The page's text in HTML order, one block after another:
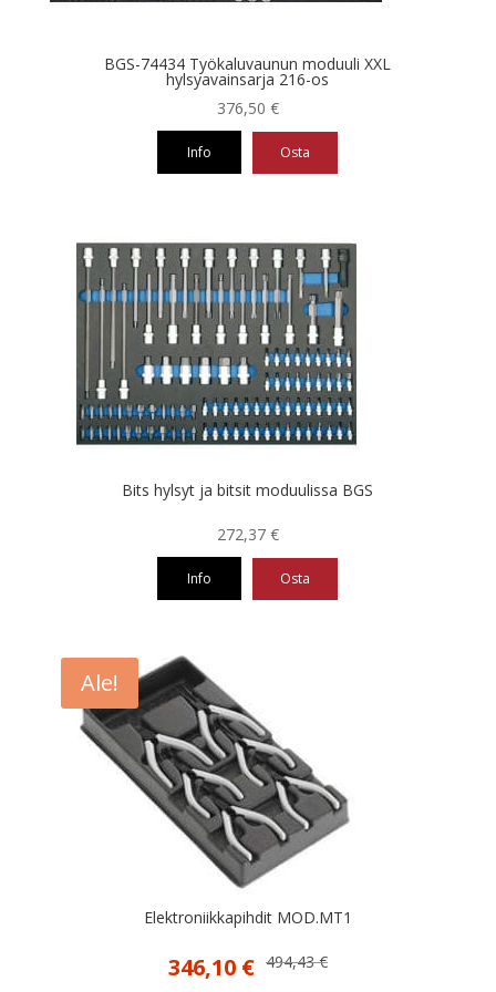
BGS-74434 Työkaluvaunun moduuli XXL
hylsyavainsarja 216-os
376,50 €
Info Osta
Bits hylsyt ja bitsit moduulissa BGS
272,37 €
Info Osta
Ale!
Elektroniikkapihdit MOD.MT1
494,43€
Alkuperäinen
346,10 €Nykyinen